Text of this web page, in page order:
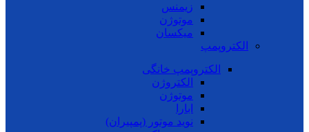
زیمنس
موتوژن
میکسان
الکتروپمپ
الکتروپمپ خانگی
الکتروژن
موتوژن
ابارا
نوید موتور (پمپیران)